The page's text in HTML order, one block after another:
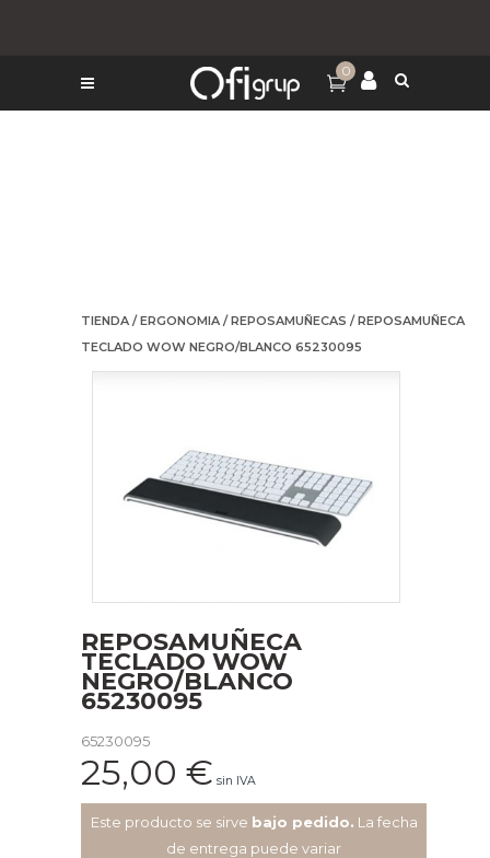
0
TIENDA /ERGONOMIA /REPOSAMUÑECAS / REPOSAMUÑECA
TECLADO WOW NEGRO/BLANCO 65230095
REPOSAMUÑECA
TECLADO WOW
NEGRO/BLANCO
65230095
65230095
25,00 € sin IVA
Este producto se sirve bajo pedido. La fecha
de entrega puede variar